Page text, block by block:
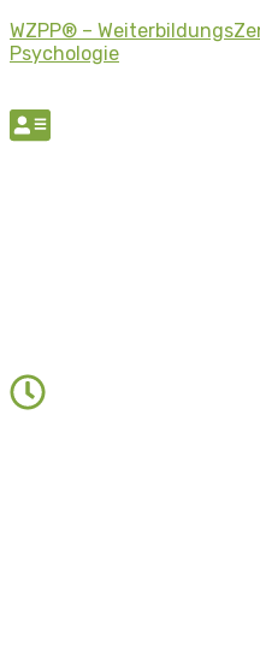
WZPP® –
Psychologie